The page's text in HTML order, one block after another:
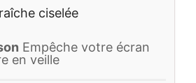
ciselée
Empêche votre écran
en veille